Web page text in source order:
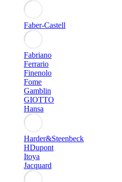
Faber-Castell
Fabriano
Ferrario
Finenolo
Fome
Gamblin
GIOTTO
Hansa
Harder&Steenbeck
HDupont
Itoya
Jacquard